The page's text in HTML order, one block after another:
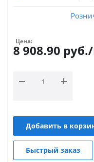
Цена:
8 908.90 руб.
Добавить в
Быстрый заказ